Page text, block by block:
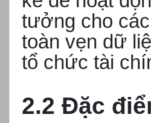
tưởng cho
toàn vẹn dữ
tổ chức tài
2.2 Đặc